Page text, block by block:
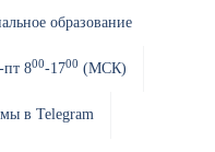
образование
800-1700 (МСК)
в Telegram